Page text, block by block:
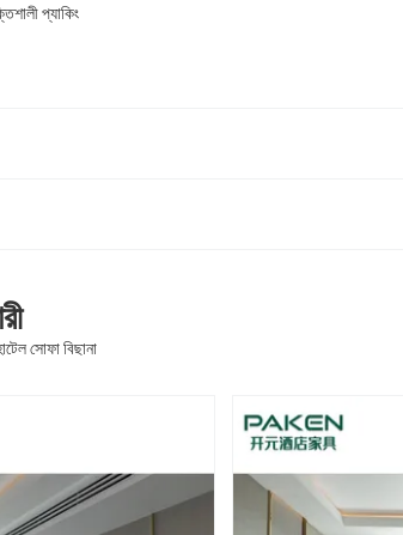
প্যাকিং
সোফা বিছানা